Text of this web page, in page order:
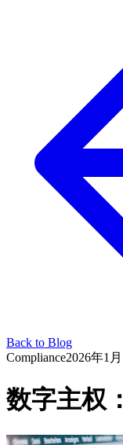
Back to Blog
Compliance2026年1月
数字主权